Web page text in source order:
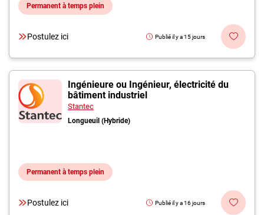
Permanent à temps plein
Postulez ici Publié il y a 15 jours
Ingénieure ou Ingénieur, électricité du
bâtiment industriel
Stantec
Longueuil (Hybride)
Permanent à temps plein
Postulez ici Publié il y a 16 jours